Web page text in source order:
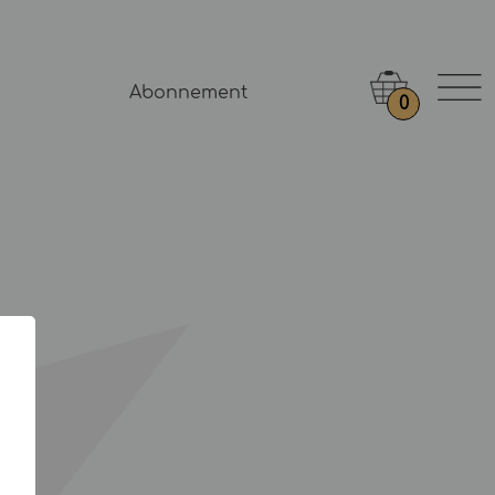
Abonnement
0